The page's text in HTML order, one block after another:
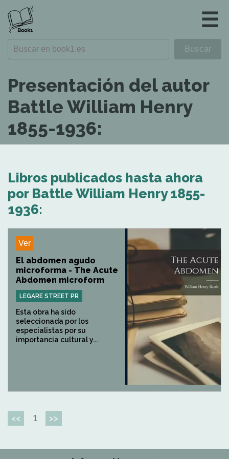
☰
Presentación del autor
Battle William Henry
1855-1936:
Libros publicados hasta ahora
por Battle William Henry 1855-
1936:
Ver
El abdomen agudo
microforma - The Acute
Abdomen microform
LEGARE STREET PR
Esta obra ha sido
seleccionada por los
especialistas por su
importancia cultural y...
<< 1 >>